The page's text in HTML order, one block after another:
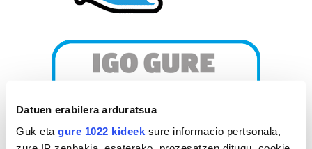
Datuen erabilera arduratsua
Guk eta gure 1022 kideek sure informacio pertsonala,